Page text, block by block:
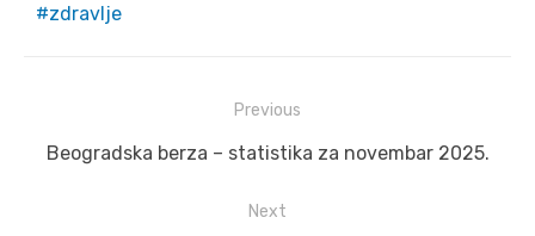
zdravlje
navigation
Previous
Previous
Beogradska berza – statistika za novembar 2025.
Next